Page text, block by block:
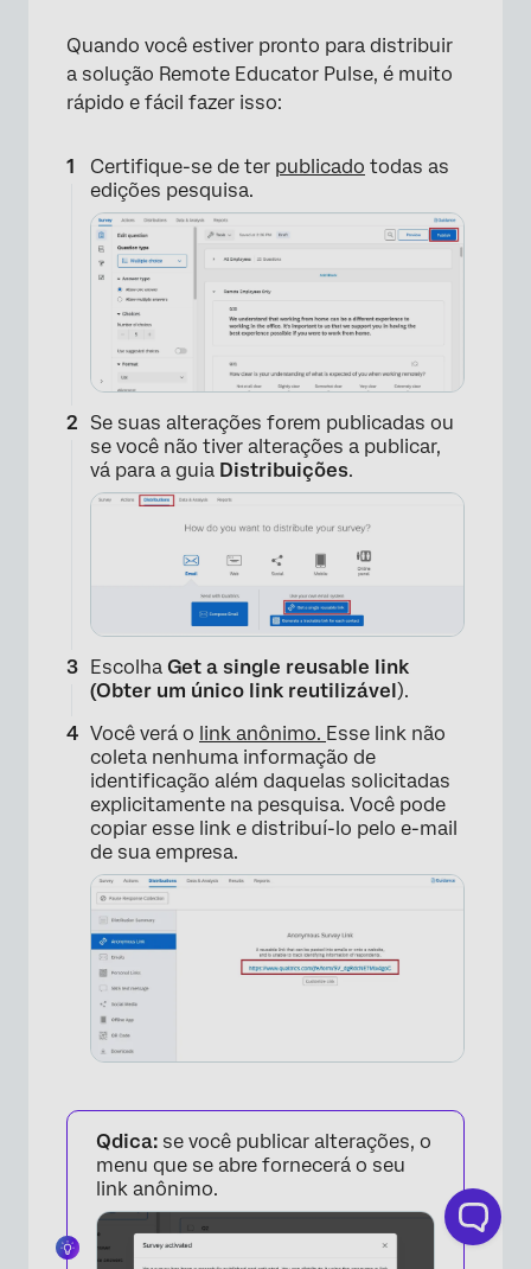
Quando você estiver pronto para distribuir
a solução Remote Educator Pulse, é muito
rápido e fácil fazer isso:
Certifique-se de ter publicado todas as
edições pesquisa.
Se suas alterações forem publicadas ou
se você não tiver alterações a publicar,
vá para a guia Distribuições.
Escolha Get a single reusable link
(Obter um único link reutilizável).
Você verá o link anônimo. Esse link não
coleta nenhuma informação de
identificação além daquelas solicitadas
explicitamente na pesquisa. Você pode
copiar esse link e distribuí-lo pelo e-mail
de sua empresa.
Qdica: se você publicar alterações, o
menu que se abre fornecerá o seu
link anônimo.